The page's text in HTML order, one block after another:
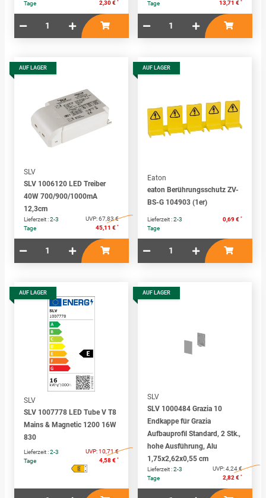
Tage 2,30 € Tage 13,71 €
AUF LAGER
SLV
SLV 1006120 LED Treiber
40W 700/900/1000mA
12,3cm
Lieferzeit :2-3
Tage
UVP:67,83 €
45,11 € *
AUF LAGER
Eaton
eaton Berührungsschutz ZV-
BS-G 104903 (1er)
Lieferzeit :2-3
Tage
0,69 € *
AUF LAGER
SLV
SLV 1007778 LED Tube V T8
Mains & Magnetic 1200 16W
830
Lieferzeit :2-3
Tage
UVP:10,71 €
4,58 € *
A
↑
G
E
AUF LAGER
SLV
SLV 1000484 Grazia 10
Endkappe für Grazia
Aufbauprofil Standard, 2 Stk.,
hohe Ausführung, Alu
1,75x2,62x0,55 cm
Lieferzeit :2-3
Tage
UVP:4,24 €
2,82 € *